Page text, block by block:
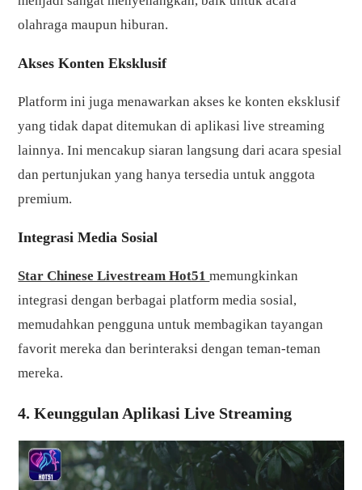
olahraga maupun hiburan.
Akses Konten Eksklusif
Platform ini juga menawarkan akses ke konten eksklusif
yang tidak dapat ditemukan di aplikasi live streaming
lainnya. Ini mencakup siaran langsung dari acara spesial
dan pertunjukan yang hanya tersedia untuk anggota
premium.
Integrasi Media Sosial
Star Chinese Livestream Hot51memungkinkan
integrasi dengan berbagai platform media sosial,
memudahkan pengguna untuk membagikan tayangan
favorit mereka dan berinteraksi dengan teman-teman
mereka.
4. Keunggulan Aplikasi Live Streaming